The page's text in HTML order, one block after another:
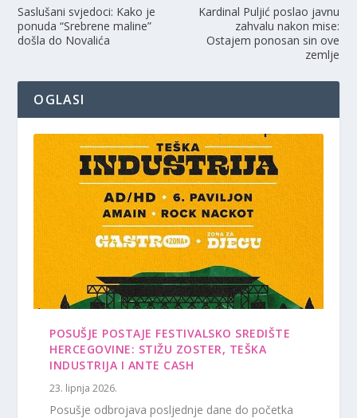
Saslušani svjedoci: Kako je
ponuda “Srebrene maline”
došla do Novalića
Kardinal Puljić poslao javnu
zahvalu nakon mise:
Ostajem ponosan sin ove
zemlje
OGLASI
POSUŠJE POSTAJE FESTIVALSKO SREDIŠTE
HERCEGOVINE: STIŽU ZOSTER, TEŠKA
INDUSTRIJA I ANTE CASH
23. lipnja 2026.
Posušje odbrojava posljednje dane do početka